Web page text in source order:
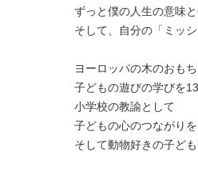
ずっと僕の人生の意味と
そして、自分の「ミッシ
ヨーロッパの木のおも
子どもの遊びの学びを13
小学校の教諭として
子どもの心のつながりを
そして動物好きの子ども